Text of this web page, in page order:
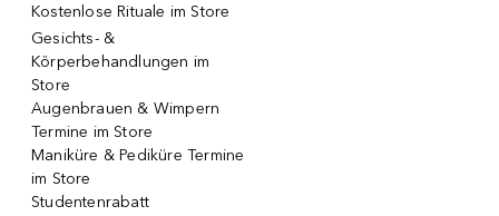
Kostenlose Rituale im Store
Gesichts- &
Körperbehandlungen im
Store
Augenbrauen & Wimpern
Termine im Store
Maniküre & Pediküre Termine
im Store
Studentenrabatt